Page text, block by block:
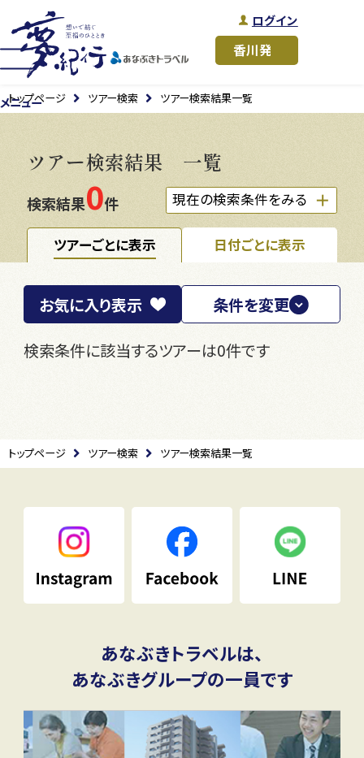
ログイン
メニュー
トップページ ツアー検索 ツアー検索結果一覧
ツアー検索結果 一覧
検索結果0件 現在の検索条件をみる
ツアーごとに表示 日付ごとに表示
検索条件に該当するツアーは0件です
お気に入り表示 条件を変更
トップページ ツアー検索 ツアー検索結果一覧
あなぶきトラベルは、
あなぶきグループの一員です